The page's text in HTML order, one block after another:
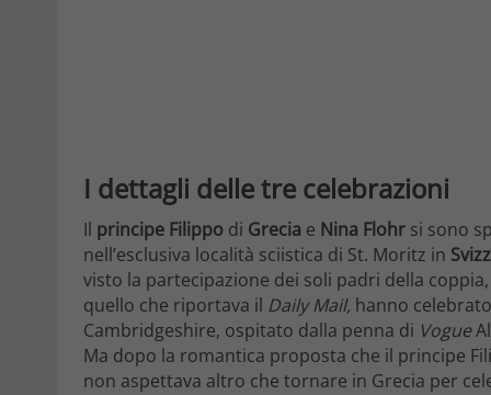
I dettagli delle tre celebrazioni
Il principe Filippo di Grecia e Nina Flohr si sono
nell’esclusiva località sciistica di St. Moritz in
visto la partecipazione dei soli padri della coppia,
quello che riportava il Daily Mail, hanno
Cambridgeshire, ospitato dalla penna di Vogue
Ma dopo la romantica proposta che il principe
non aspettava altro che tornare in Grecia per